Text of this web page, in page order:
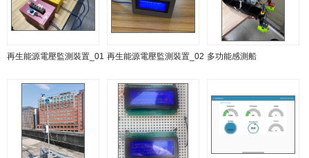
再生能源電壓監測裝置_01 再生能源電壓監測裝置_02 多功能感測船